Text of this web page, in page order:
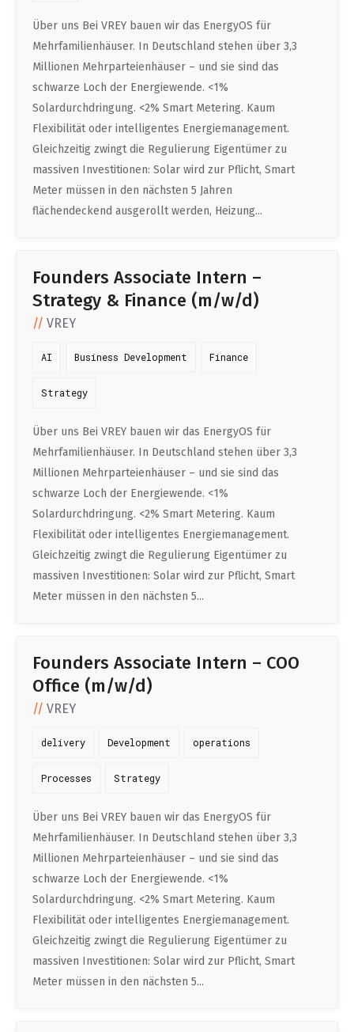
Über uns Bei VREY bauen wir das EnergyOS für
Mehrfamilienhäuser. In Deutschland stehen über 3,3
Millionen Mehrparteienhäuser – und sie sind das
schwarze Loch der Energiewende. <1%
Solardurchdringung. <2% Smart Metering. Kaum
Flexibilität oder intelligentes Energiemanagement.
Gleichzeitig zwingt die Regulierung Eigentümer zu
massiven Investitionen: Solar wird zur Pflicht, Smart
Meter müssen in den nächsten 5 Jahren
flächendeckend ausgerollt werden, Heizung...
Founders Associate Intern –
Strategy & Finance (m/w/d)
VREY
AI Business Development Finance
Strategy
Über uns Bei VREY bauen wir das EnergyOS für
Mehrfamilienhäuser. In Deutschland stehen über 3,3
Millionen Mehrparteienhäuser – und sie sind das
schwarze Loch der Energiewende. <1%
Solardurchdringung. <2% Smart Metering. Kaum
Flexibilität oder intelligentes Energiemanagement.
Gleichzeitig zwingt die Regulierung Eigentümer zu
massiven Investitionen: Solar wird zur Pflicht, Smart
Meter müssen in den nächsten 5...
Founders Associate Intern – COO
Office (m/w/d)
VREY
delivery Development operations
Processes Strategy
Über uns Bei VREY bauen wir das EnergyOS für
Mehrfamilienhäuser. In Deutschland stehen über 3,3
Millionen Mehrparteienhäuser – und sie sind das
schwarze Loch der Energiewende. <1%
Solardurchdringung. <2% Smart Metering. Kaum
Flexibilität oder intelligentes Energiemanagement.
Gleichzeitig zwingt die Regulierung Eigentümer zu
massiven Investitionen: Solar wird zur Pflicht, Smart
Meter müssen in den nächsten 5...